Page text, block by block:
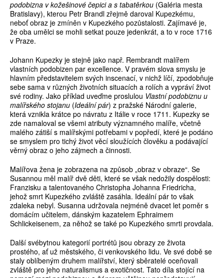
podobizna v kožešinové čepici a s tabatěrkou (Galéria mesta
Bratislavy), kterou Petr Brandl zřejmě daroval Kupezkému,
neboť obraz je zmíněn v Kupezkého pozůstalosti. Zajímavé je,
že oba umělci se mohli setkat pouze jedenkrát, a to v roce 1716
v Praze.
Johann Kupezky je stejně jako např. Rembrandt malířem
vlastních podobizen par excellence. V pravém slova smyslu je
hlavním představitelem svých inscenací, v nichž líčí, zpodobňuje
sebe sama v různých životních situacích a rolích a vypráví život
své rodiny. Jako příklad uveďme proslulou Vlastní podobiznu u
malířského stojanu (Ideální pár) z pražské Národní galerie,
která vznikla krátce po návratu z Itálie v roce 1711. Kupezky se
zde namaloval se všemi atributy významného malíře, včetně
malého zátiší s malířskými potřebami v popředí, které je podáno
se smyslem pro tichý život věcí sloužících člověku a podávající
věrný obraz o jeho zájmech a činnosti.
Malířova žena je zobrazena na způsob „obraz v obraze“. Se
Susannou měl malíř dvě děti, které se však nedožily dospělosti:
Franzisku a talentovaného Christopha Johanna Friedricha,
jehož smrt Kupezkého zvláště zasáhla. Ideální pár to však
zdaleka nebyl. Susanna udržovala nejméně dvacet let poměr s
domácím učitelem, dánským kazatelem Ephraimem
Schlickeisenem, za něhož se také po Kupezkého smrti provdala.
Další svébytnou kategorií portrétů jsou obrazy ze života
prostého, ať už městského, či venkovského lidu. Ve své době se
staly oblíbeným druhem malířství, který sběratelé oceňovali
zvláště pro jeho naturalismus a exotičnost. Tato díla stojící na